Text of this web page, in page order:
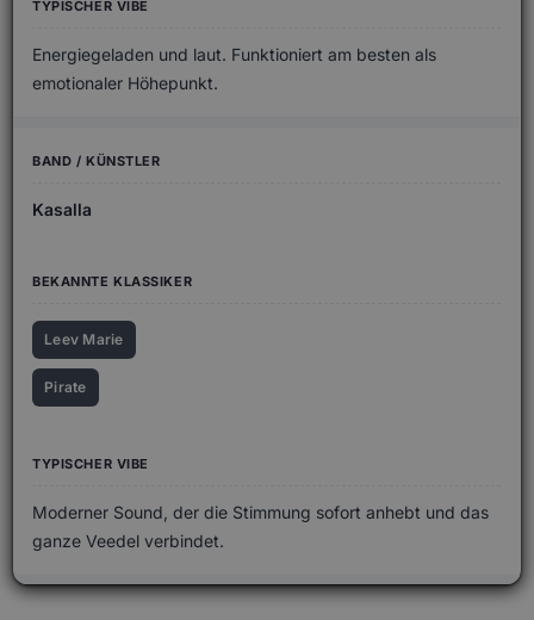
Energiegeladen und laut. Funktioniert am besten als
emotionaler Höhepunkt.
Kasalla
Leev Marie
Pirate
Moderner Sound, der die Stimmung sofort anhebt und das
ganze Veedel verbindet.